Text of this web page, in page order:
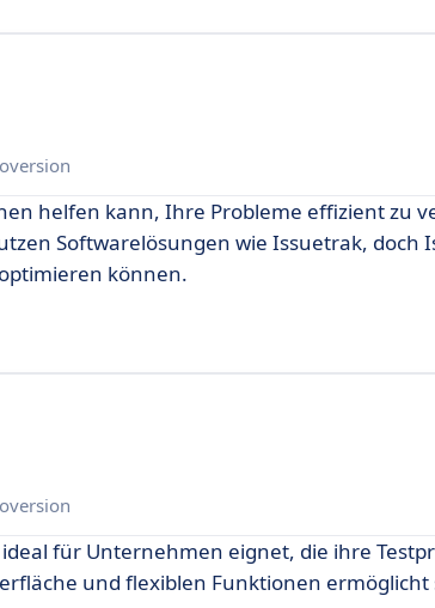
helfen kann, Ihre Probleme effizient zu
Softwarelösungen wie Issuetrak, doch
können.
für Unternehmen eignet, die ihre
und flexiblen Funktionen ermöglicht